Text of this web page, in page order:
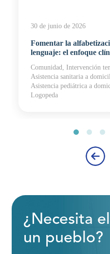
30 de junio de 2026
Fomentar la
lenguaje: el enfoque
Comunidad, Intervención
Asistencia sanitaria a
Asistencia pediátrica a
Logopeda
¿Necesita
un pueblo?